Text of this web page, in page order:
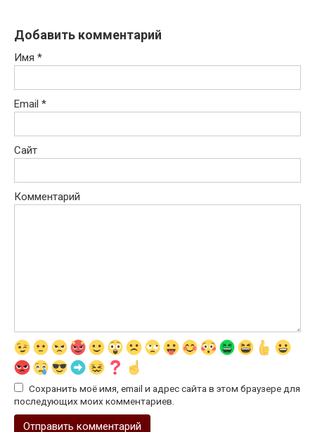
Добавить комментарий
Имя *
Email *
Сайт
Комментарий
Сохранить моё имя, email и адрес сайта в этом браузере для
последующих моих комментариев.